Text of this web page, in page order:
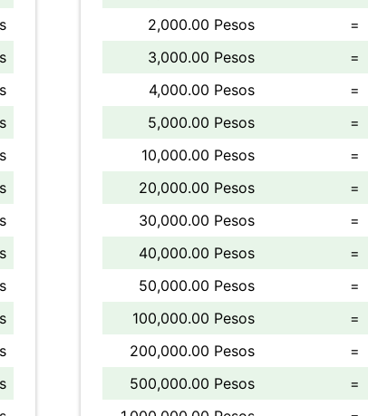
2,000.00 Pesos
=
3,000.00 Pesos
=
4,000.00 Pesos
=
5,000.00 Pesos
=
10,000.00 Pesos
=
20,000.00 Pesos
=
30,000.00 Pesos
=
40,000.00 Pesos
=
50,000.00 Pesos
=
100,000.00 Pesos
=
200,000.00 Pesos
=
500,000.00 Pesos
=